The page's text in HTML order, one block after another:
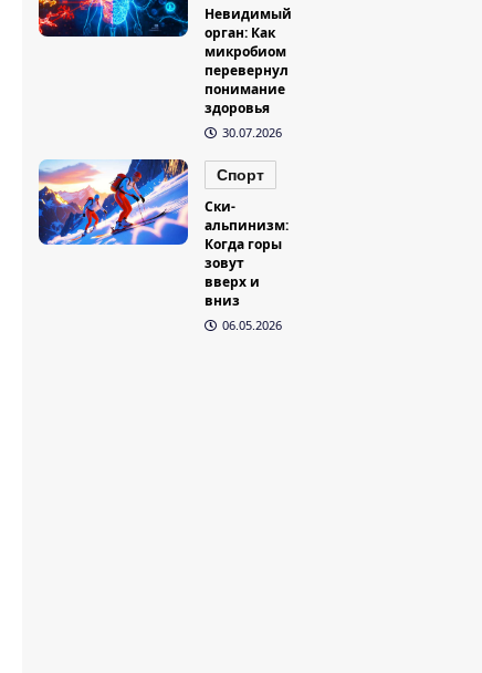
Невидимый
орган: Как
микробиом
перевернул
понимание
здоровья
30.07.2026
Спорт
Ски-
альпинизм:
Когда горы
зовут
вверх и
вниз
06.05.2026